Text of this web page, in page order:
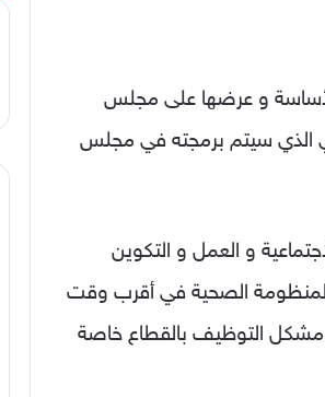
و عرضها على مجلس
الذي سيتم برمجته في مجلس
و العمل و التكوين
الصحية في أقرب وقت
التوظيف بالقطاع خاصة